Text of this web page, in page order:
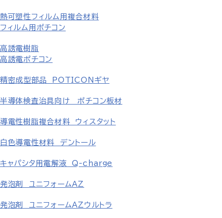
熱可塑性フィルム用複合材料
フィルム用ポチコン
高誘電樹脂
高誘電ポチコン
精密成型部品 POTICONギヤ
半導体検査治具向け ポチコン板材
導電性樹脂複合材料 ウィスタット
白色導電性材料 デントール
キャパシタ用電解液 Q-charge
発泡剤 ユニフォームAZ
発泡剤 ユニフォームAZウルトラ